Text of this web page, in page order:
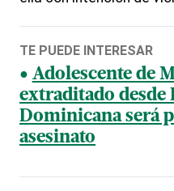
TE PUEDE INTERESAR
Adolescente de
extraditado desde
Dominicana será
asesinato